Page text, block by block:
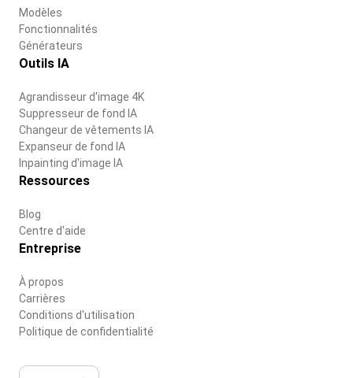
Modèles
Fonctionnalités
Générateurs
Outils IA
Agrandisseur d'image 4K
Suppresseur de fond IA
Changeur de vêtements IA
Expanseur de fond IA
Inpainting d'image IA
Ressources
Blog
Centre d'aide
Entreprise
À propos
Carrières
Conditions d'utilisation
Politique de confidentialité